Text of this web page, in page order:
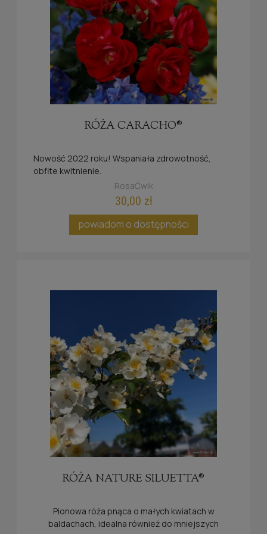
RÓŻA CARACHO®
Nowość 2022 roku! Wspaniała zdrowotność,
obfite kwitnienie.
RosaĆwik
30,00 zł
powiadom o dostępności
RÓŻA NATURE SILUETTA®
Pionowa róża pnąca o małych kwiatach w
baldachach, idealna również do mniejszych